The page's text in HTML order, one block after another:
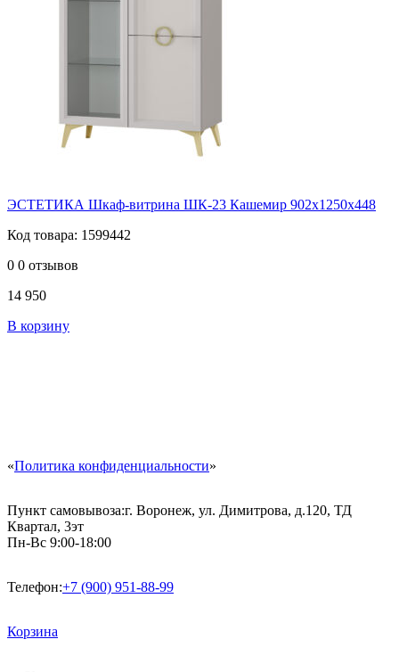
ЭСТЕТИКА Шкаф-витрина ШК-23 Кашемир 902х1250х448
Код товара: 1599442
0 0 отзывов
14 950
В корзину
«Политика конфиденциальности»
Пункт самовывоза:г. Воронеж, ул. Димитрова, д.120, ТД
Квартал, 3эт
Пн-Вс 9:00-18:00
Телефон:+7 (900) 951-88-99
Корзина